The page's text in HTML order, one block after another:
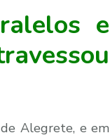
e
Alegrete, e em